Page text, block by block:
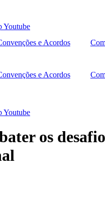
Youtube
e Acordos
e Acordos
Youtube
os